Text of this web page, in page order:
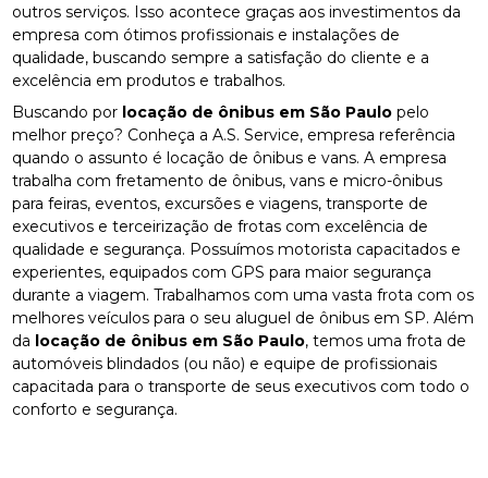
outros serviços. Isso acontece graças aos investimentos da
empresa com ótimos profissionais e instalações de
qualidade, buscando sempre a satisfação do cliente e a
excelência em produtos e trabalhos.
Buscando por locação de ônibus em São Paulo pelo
melhor preço? Conheça a A.S. Service, empresa referência
quando o assunto é locação de ônibus e vans. A empresa
trabalha com fretamento de ônibus, vans e micro-ônibus
para feiras, eventos, excursões e viagens, transporte de
executivos e terceirização de frotas com excelência de
qualidade e segurança. Possuímos motorista capacitados e
experientes, equipados com GPS para maior segurança
durante a viagem. Trabalhamos com uma vasta frota com os
melhores veículos para o seu aluguel de ônibus em SP. Além
da locação de ônibus em São Paulo, temos uma frota de
automóveis blindados (ou não) e equipe de profissionais
capacitada para o transporte de seus executivos com todo o
conforto e segurança.